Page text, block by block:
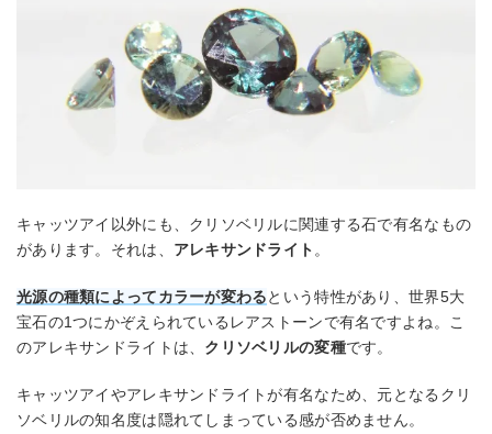
キャッツアイ以外にも、クリソベリルに関連する石で有名なもの
があります。それは、 アレキサンドライト。
光源の種類によってカラーが変わるという特性があり、世界5大
宝石の1つにかぞえられているレアストーンで有名ですよね。こ
のアレキサンドライトは、 クリソベリルの変種です。
キャッツアイやアレキサンドライトが有名なため、元となるクリ
ソベリルの知名度は隠れてしまっている感が否めません。